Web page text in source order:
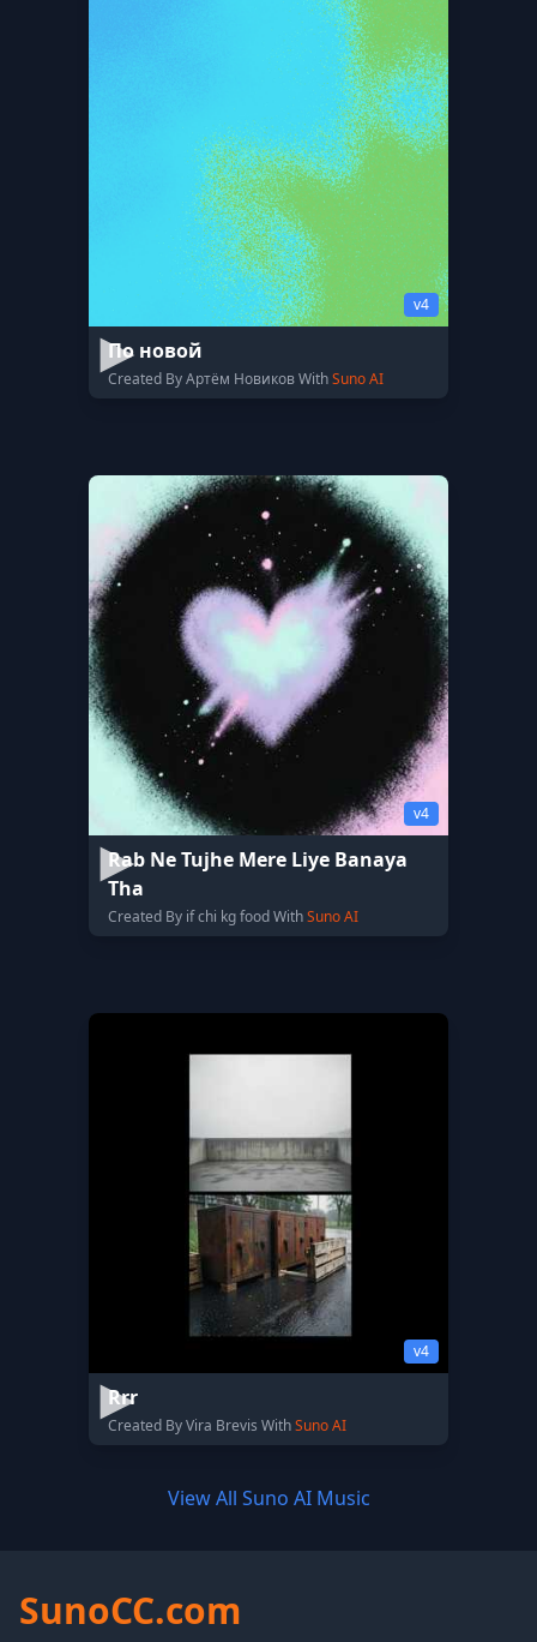
v4
По новой
Created By Артём Новиков WithSuno AI
v4
Rab Ne Tujhe Mere Liye Banaya
Tha
Created By if chi kg food WithSuno AI
v4
Rrr
Created By Vira Brevis WithSuno AI
View All Suno AI Music
SunoCC.com